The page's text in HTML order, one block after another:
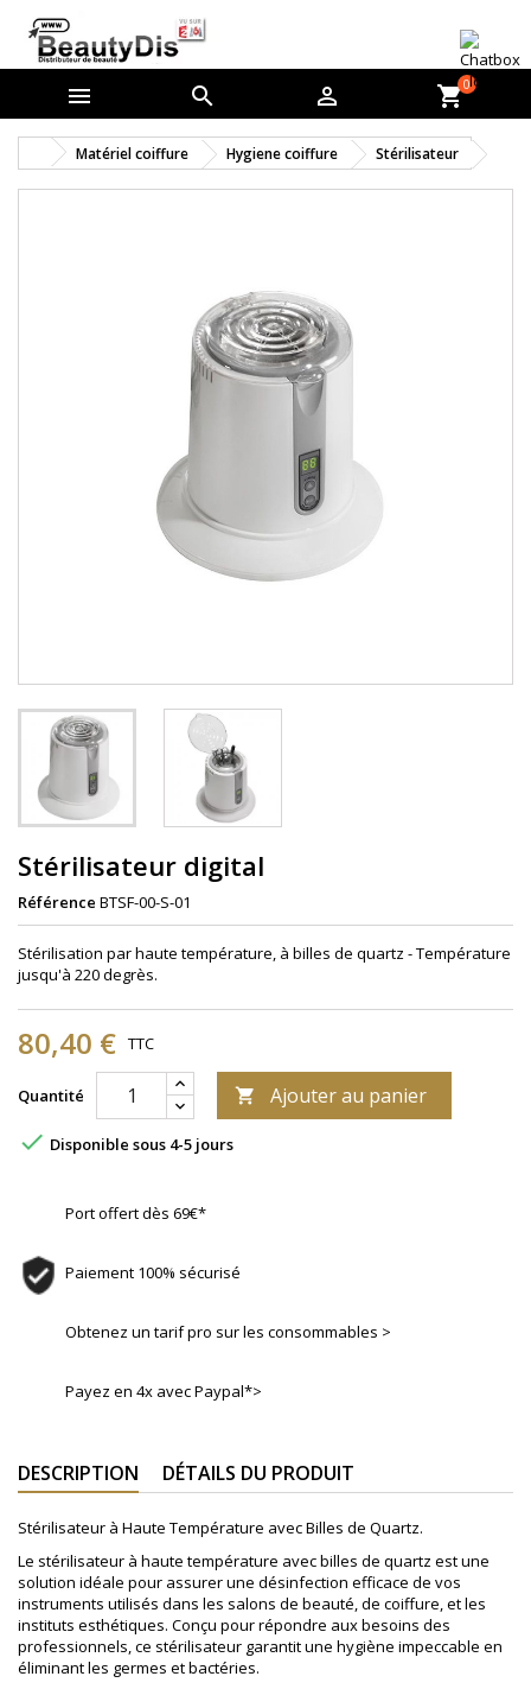
   shopping_cart0
Matériel coiffure Hygiene coiffure Stérilisateur
Stérilisateur digital
Référence BTSF-00-S-01
Stérilisation par haute température, à billes de quartz - Température
jusqu'à 220 degrès.
80,40 € TTC
Quantité  Ajouter au panier
 Disponible sous 4-5 jours
Port offert dès 69€*
Paiement 100% sécurisé
Obtenez un tarif pro sur les consommables >
Payez en 4x avec Paypal*>
DESCRIPTION DÉTAILS DU PRODUIT
Stérilisateur à Haute Température avec Billes de Quartz.
Le stérilisateur à haute température avec billes de quartz est une
solution idéale pour assurer une désinfection efficace de vos
instruments utilisés dans les salons de beauté, de coiffure, et les
instituts esthétiques. Conçu pour répondre aux besoins des
professionnels, ce stérilisateur garantit une hygiène impeccable en
éliminant les germes et bactéries.